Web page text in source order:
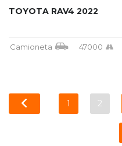
TOYOTA RAV4 2022
Camioneta 47000
1 2